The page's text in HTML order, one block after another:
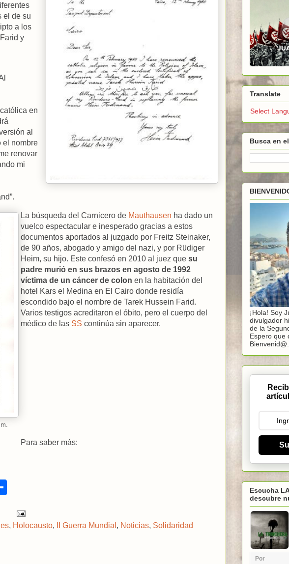
el de su
a los
y
en
al
el nombre
renovar
mi
La búsqueda del Carnicero de Mauthausen ha dado un
vuelco espectacular e inesperado gracias a estos
documentos aportados al juzgado por Freitz Steinaker,
de 90 años, abogado y amigo del nazi, y por Rüdiger
Heim, su hijo. Este confesó en 2010 al juez que su
padre murió en sus brazos en agosto de 1992
víctima de un cáncer de colon en la habitación del
hotel Kars el Medina en El Cairo donde residía
escondido bajo el nombre de Tarek Hussein Farid.
Varios testigos acreditaron el óbito, pero el cuerpo del
médico de las SS continúa sin aparecer.
Para saber más:
, Holocausto, II Guerra Mundial , Noticias, Solidaridad
Translate
Select
Busca en
¡Hola! Soy
divulgador
de la
Espero que
Bienvenid@.
Escucha
descubre